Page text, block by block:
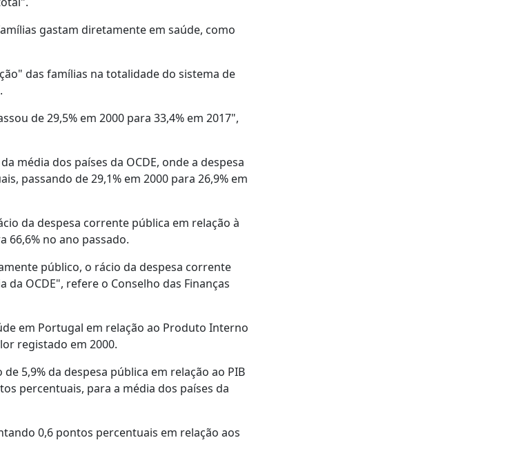
gastam diretamente em saúde, como
das famílias na totalidade do sistema de
de 29,5% em 2000 para 33,4% em 2017",
média dos países da OCDE, onde a despesa
passando de 29,1% em 2000 para 26,9% em
da despesa corrente pública em relação à
66,6% no ano passado.
público, o rácio da despesa corrente
OCDE", refere o Conselho das Finanças
em Portugal em relação ao Produto Interno
registado em 2000.
5,9% da despesa pública em relação ao PIB
percentuais, para a média dos países da
0,6 pontos percentuais em relação aos